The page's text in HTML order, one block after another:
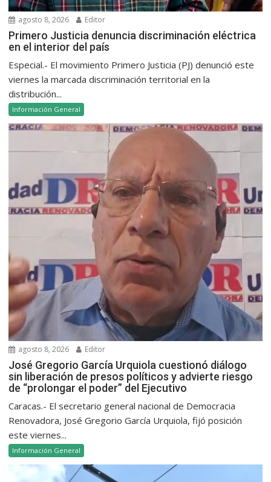
agosto 8, 2026 Editor
Primero Justicia denuncia discriminación eléctrica
en el interior del país
Especial.- El movimiento Primero Justicia (PJ) denunció este
viernes la marcada discriminación territorial en la
distribución...
Información General
agosto 8, 2026 Editor
José Gregorio García Urquiola cuestionó diálogo
sin liberación de presos políticos y advierte riesgo
de “prolongar el poder” del Ejecutivo
Caracas.- El secretario general nacional de Democracia
Renovadora, José Gregorio García Urquiola, fijó posición
este viernes...
Información General